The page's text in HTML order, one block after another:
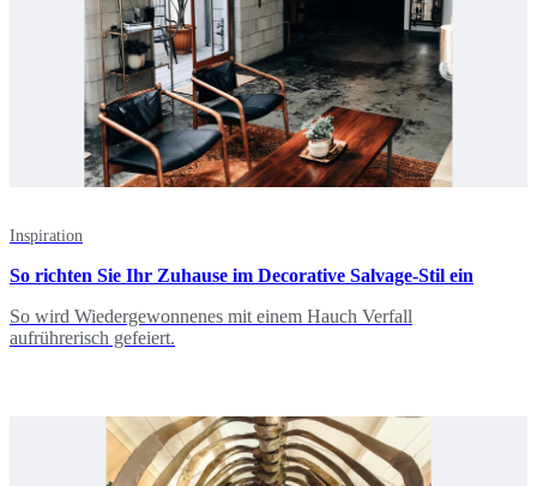
Inspiration
So richten Sie Ihr Zuhause im Decorative Salvage-Stil ein
So wird Wiedergewonnenes mit einem Hauch Verfall
aufrührerisch gefeiert.